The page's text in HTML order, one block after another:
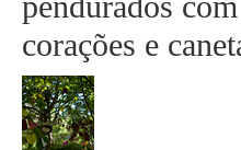
corações e